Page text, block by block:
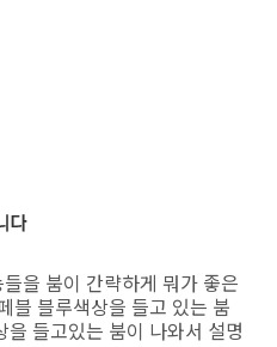
을 붐이 간략하게 뭐가 좋은
블 블루색상을 들고 있는 붐
들고있는 붐이 나와서 설명